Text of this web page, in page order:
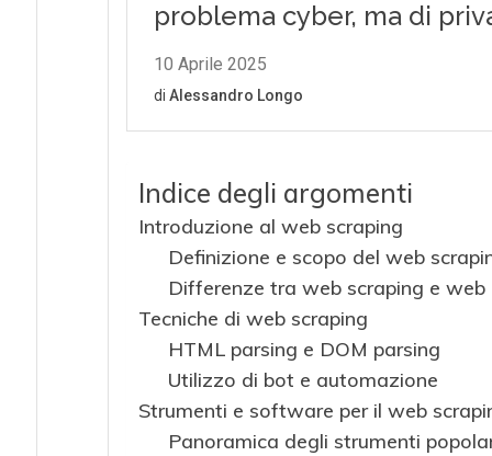
Indice degli argomenti
Introduzione al web scraping
Definizione e scopo del web
Differenze tra web scraping e
Tecniche di web scraping
HTML parsing e DOM parsing
Utilizzo di bot e automazione
Strumenti e software per il web
Panoramica degli strumenti